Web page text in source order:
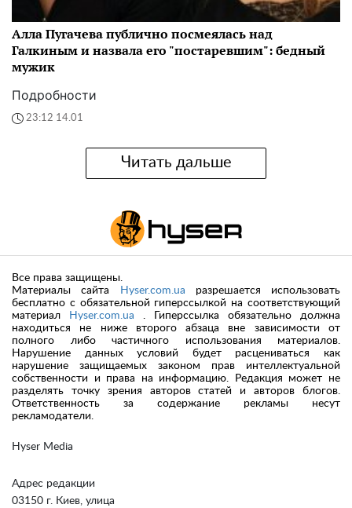
Алла Пугачева публично посмеялась над
Галкиным и назвала его "постаревшим": бедный
мужик
Подробности
23:12 14.01
Читать дальше
Hyser Media
Адрес редакции
03150 г. Киев, улица
Все права защищены.
Материалы сайта
Hyser.com.ua разрешается использовать
бесплатно с обязательной гиперссылкой на соответствующий
материал
Hyser.com.ua . Гиперссылка обязательно должна
находиться не ниже второго абзаца вне зависимости от
полного либо частичного использования материалов.
Нарушение данных условий будет расцениваться как
нарушение защищаемых законом прав интеллектуальной
собственности и права на информацию. Редакция может не
разделять точку зрения авторов статей и авторов блогов.
Ответственность за содержание рекламы несут
рекламодатели.